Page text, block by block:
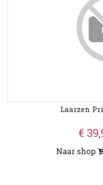
Laarzen
€
Naar shop